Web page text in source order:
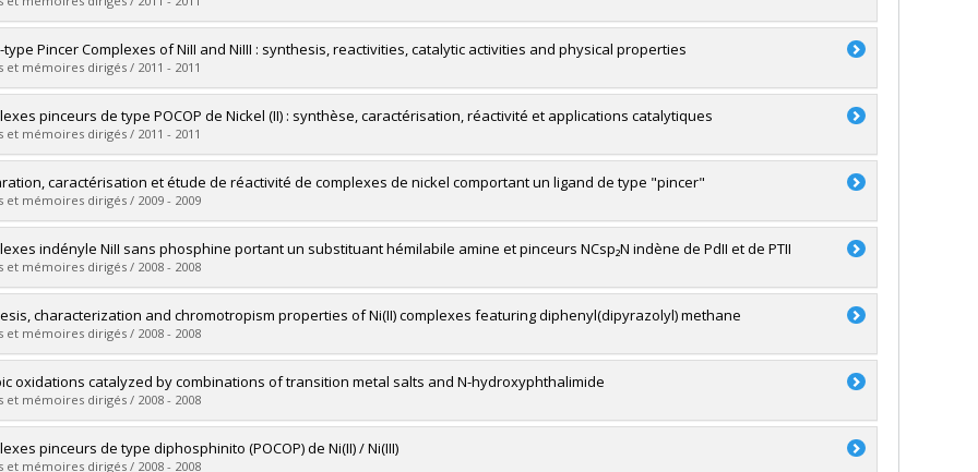
obtenu :M. Sc.
le document dans Papyrus
:Lefèvre, Xavier
Maîtrise
obtenu :M. Sc.
le document dans Papyrus
type Pincer Complexes of NiII and NiIII : synthesis, reactivities, catalytic activities and physical properties
et mémoires dirigés / 2011 - 2011
:Spasyuk, Denis M.
Doctorat
obtenu :Ph. D.
le document dans Papyrus
pinceurs de type POCOP de Nickel (II) : synthèse, caractérisation, réactivité et applications catalytiques
et mémoires dirigés / 2011 - 2011
:Salah, Abderrahmen
Maîtrise
obtenu :M. Sc.
le document dans Papyrus
caractérisation et étude de réactivité de complexes de nickel comportant un ligand de type "pincer"
et mémoires dirigés / 2009 - 2009
:Castonguay, Annie
Doctorat
obtenu :Ph. D.
le document dans Papyrus
indényle NiII sans phosphine portant un substituant hémilabile amine et pinceurs NCsp₂N indène de PdII et de PTII
et mémoires dirigés / 2008 - 2008
:Vachon, Jason A.
Maîtrise
obtenu :M. Sc.
le document dans Papyrus
characterization and chromotropism properties of Ni(II) complexes featuring diphenyl(dipyrazolyl) methane
et mémoires dirigés / 2008 - 2008
:Baho, Natalie
Maîtrise
obtenu :M. Sc.
le document dans Papyrus
oxidations catalyzed by combinations of transition metal salts and N-hydroxyphthalimide
et mémoires dirigés / 2008 - 2008
:Zhong, Yi Jing
Maîtrise
pinceurs de type diphosphinito (POCOP) de Ni(II) / Ni(III)
et mémoires dirigés / 2008 - 2008